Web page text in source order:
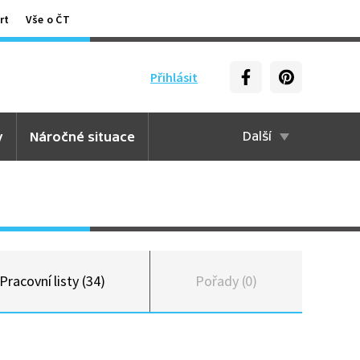
Vše o ČT
Přihlásit
Náročné situace Další
Pracovní listy (34) Pořady (0)